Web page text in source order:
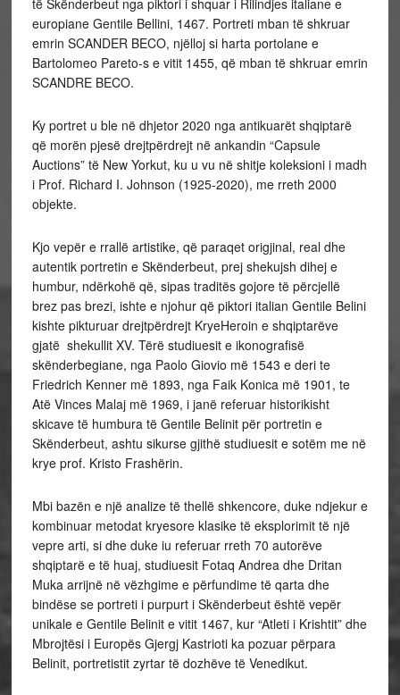
europiane Gentile Bellini, 1467. Portreti mban të shkruar
emrin SCANDER BECO, njëlloj si harta portolane e
Bartolomeo Pareto-s e vitit 1455, që mban të shkruar emrin
SCANDRE BECO.
Ky portret u ble në dhjetor 2020 nga antikuarët shqiptarë
që morën pjesë drejtpërdrejt në ankandin “Capsule
Auctions” të New Yorkut, ku u vu në shitje koleksioni i madh
i Prof. Richard I. Johnson (1925-2020), me rreth 2000
objekte.
Kjo vepër e rrallë artistike, që paraqet origjinal, real dhe
autentik portretin e Skënderbeut, prej shekujsh dihej e
humbur, ndërkohë që, sipas traditës gojore të përcjellë
brez pas brezi, ishte e njohur që piktori italian Gentile Belini
kishte pikturuar drejtpërdrejt KryeHeroin e shqiptarëve
gjatë shekullit XV. Tërë studiuesit e ikonografisë
skënderbegiane, nga Paolo Giovio më 1543 e deri te
Friedrich Kenner më 1893, nga Faik Konica më 1901, te
Atë Vinces Malaj më 1969, i janë referuar historikisht
skicave të humbura të Gentile Belinit për portretin e
Skënderbeut, ashtu sikurse gjithë studiuesit e sotëm me në
krye prof. Kristo Frashërin.
Mbi bazën e një analize të thellë shkencore, duke ndjekur e
kombinuar metodat kryesore klasike të eksplorimit të një
vepre arti, si dhe duke iu referuar rreth 70 autorëve
shqiptarë e të huaj, studiuesit Fotaq Andrea dhe Dritan
Muka arrijnë në vëzhgime e përfundime të qarta dhe
bindëse se portreti i purpurt i Skënderbeut është vepër
unikale e Gentile Belinit e vitit 1467, kur “Atleti i Krishtit” dhe
Mbrojtësi i Europës Gjergj Kastrioti ka pozuar përpara
Belinit, portretistit zyrtar të dozhëve të Venedikut.